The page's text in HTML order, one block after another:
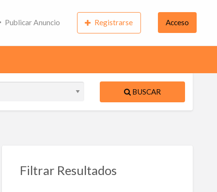
Publicar Anuncio Registrarse Acceso
BUSCAR
Filtrar Resultados